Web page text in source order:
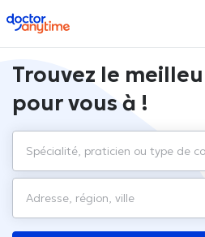
doctoranytime
Trouvez le
pour vous à !